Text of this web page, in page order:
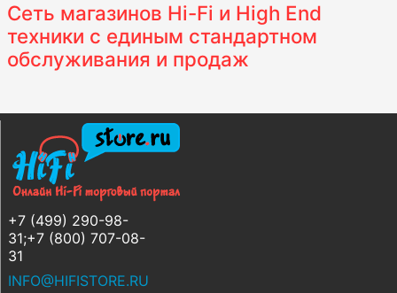
Сеть магазинов Hi-Fi и High End
техники с единым стандартном
обслуживания и продаж
+7 (499) 290-98-
31;+7 (800) 707-08-
31
INFO@HIFISTORE.RU